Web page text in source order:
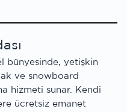
bünyesinde, yetişkin
ve snowboard
hizmeti sunar. Kendi
ücretsiz emanet